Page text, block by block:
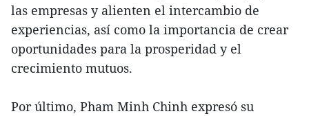
las empresas y alienten el intercambio de
experiencias, así como la importancia de crear
oportunidades para la prosperidad y el
crecimiento mutuos.
Por último, Pham Minh Chinh expresó su